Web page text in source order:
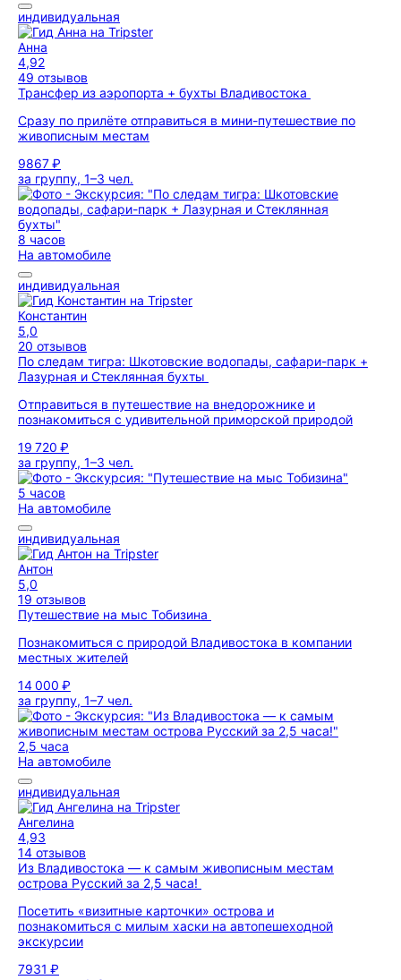
индивидуальная
Анна
4,92
49 отзывов
Трансфер из аэропорта + бухты Владивостока
Сразу по прилёте отправиться в мини-путешествие по
живописным местам
9867 ₽
за группу, 1–3 чел.
8 часов
На автомобиле
индивидуальная
Константин
5,0
20 отзывов
По следам тигра: Шкотовские водопады, сафари-парк +
Лазурная и Стеклянная бухты
Отправиться в путешествие на внедорожнике и
познакомиться с удивительной приморской природой
19 720 ₽
за группу, 1–3 чел.
5 часов
На автомобиле
индивидуальная
Антон
5,0
19 отзывов
Путешествие на мыс Тобизина
Познакомиться с природой Владивостока в компании
местных жителей
14 000 ₽
за группу, 1–7 чел.
2,5 часа
На автомобиле
индивидуальная
Ангелина
4,93
14 отзывов
Из Владивостока — к самым живописным местам
острова Русский за 2,5 часа!
Посетить «визитные карточки» острова и
познакомиться с милым хаски на автопешеходной
экскурсии
7931 ₽